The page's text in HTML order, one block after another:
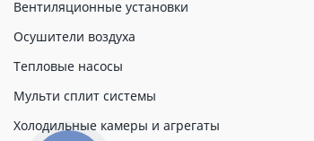
Вентиляционные установки
Осушители воздуха
Тепловые насосы
Мульти сплит системы
Холодильные камеры и агрегаты